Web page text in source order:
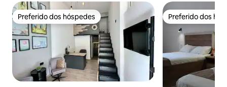
Preferido dos hóspedes
Preferido dos hóspedes Preferido dos
Preferido dos